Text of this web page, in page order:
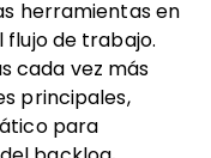
herramientas en
flujo de trabajo.
cada vez más
principales,
para